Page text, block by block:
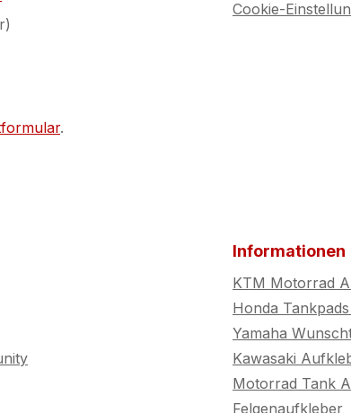
.
Cookie-
Informationen
KTM Motorrad
Honda
Yamaha
Kawasaki
Motorrad Tank
Felgenaufkleber